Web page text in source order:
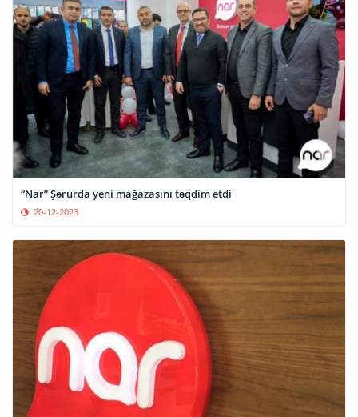
“Nar” Şərurda yeni mağazasını təqdim etdi
20-12-2023